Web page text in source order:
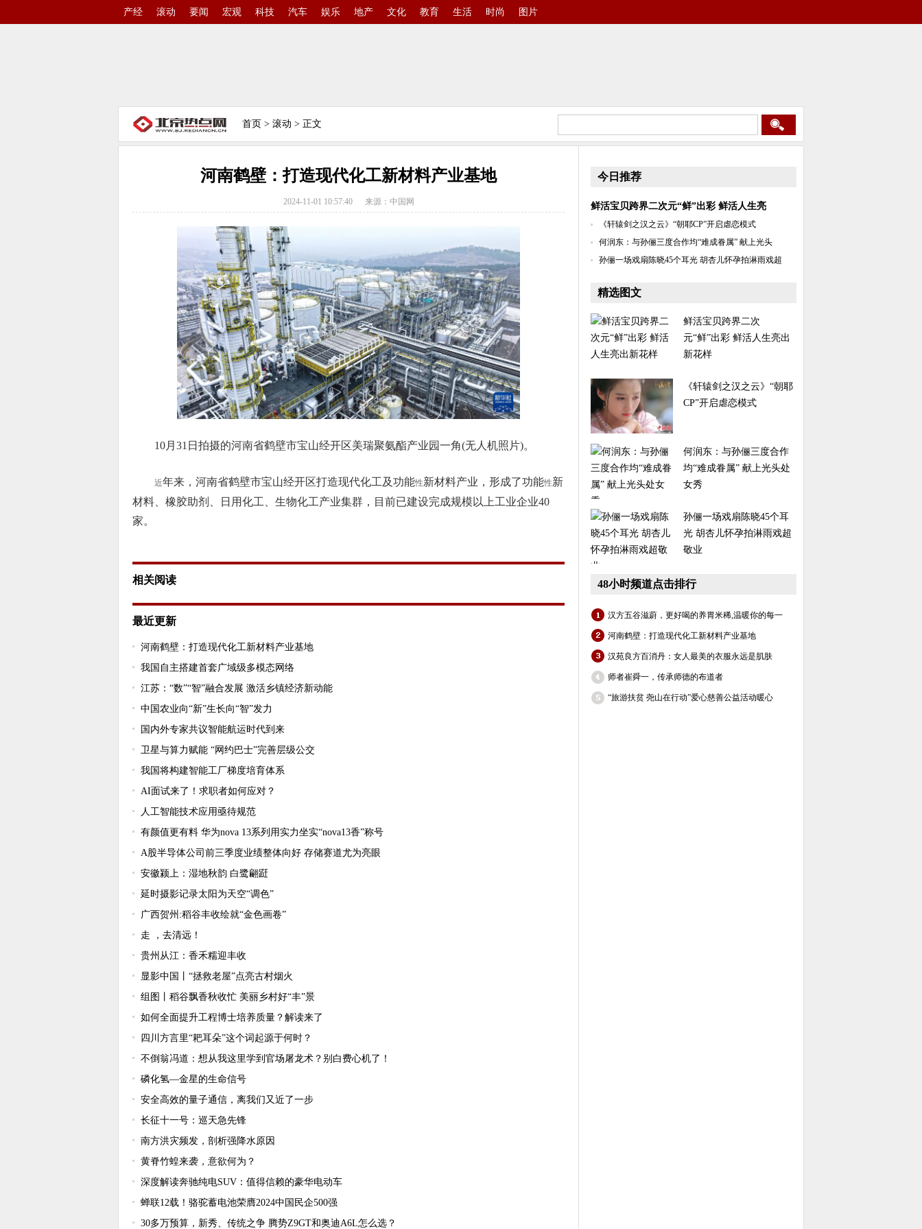
产经 滚动 要闻 宏观 科技 汽车 娱乐 地产 文化 教育 生活 时尚 图片
首页 > 滚动 > 正文
河南鹤壁：打造现代化工新材料产业基地
2024-11-01 10:57:40 来源：中国网
10月31日拍摄的河南省鹤壁市宝山经开区美瑞聚氨酯产业园一角(无人机照片)。
近年来，河南省鹤壁市宝山经开区打造现代化工及功能性新材料产业，形成了功能性新
材料、橡胶助剂、日用化工、生物化工产业集群，目前已建设完成规模以上工业企业40
家。
相关阅读
最近更新
河南鹤壁：打造现代化工新材料产业基地
我国自主搭建首套广域级多模态网络
江苏：“数”“智”融合发展 激活乡镇经济新动能
中国农业向“新”生长向“智”发力
国内外专家共议智能航运时代到来
卫星与算力赋能 “网约巴士”完善层级公交
我国将构建智能工厂梯度培育体系
AI面试来了！求职者如何应对？
人工智能技术应用亟待规范
有颜值更有料 华为nova 13系列用实力坐实“nova13香”称号
A股半导体公司前三季度业绩整体向好 存储赛道尤为亮眼
安徽颍上：湿地秋韵 白鹭翩跹
延时摄影记录太阳为天空“调色”
广西贺州:稻谷丰收绘就“金色画卷”
走 ，去清远！
贵州从江：香禾糯迎丰收
显影中国丨“拯救老屋”点亮古村烟火
组图丨稻谷飘香秋收忙 美丽乡村好“丰”景
如何全面提升工程博士培养质量？解读来了
四川方言里“耙耳朵”这个词起源于何时？
不倒翁冯道：想从我这里学到官场屠龙术？别白费心机了！
磷化氢—金星的生命信号
安全高效的量子通信，离我们又近了一步
长征十一号：巡天急先锋
南方洪灾频发，剖析强降水原因
黄脊竹蝗来袭，意欲何为？
深度解读奔驰纯电SUV：值得信赖的豪华电动车
蝉联12载！骆驼蓄电池荣膺2024中国民企500强
30多万预算，新秀、传统之争 腾势Z9GT和奥迪A6L怎么选？
今日推荐
鲜活宝贝跨界二次元“鲜”出彩 鲜活人生亮
《轩辕剑之汉之云》“朝耶CP”开启虐恋模式
何润东：与孙俪三度合作均“难成眷属” 献上光头
孙俪一场戏扇陈晓45个耳光 胡杏儿怀孕拍淋雨戏超
精选图文
鲜活宝贝跨界二次
元“鲜”出彩 鲜活人生亮出
新花样
《轩辕剑之汉之云》“朝耶
CP”开启虐恋模式
何润东：与孙俪三度合作
均“难成眷属” 献上光头处
女秀
孙俪一场戏扇陈晓45个耳
光 胡杏儿怀孕拍淋雨戏超
敬业
48小时频道点击排行
汉方五谷滋蔚，更好喝的养胃米稀,温暖你的每一
河南鹤壁：打造现代化工新材料产业基地
汉苑良方百消丹：女人最美的衣服永远是肌肤
师者崔舜一，传承师德的布道者
“旅游扶贫 尧山在行动”爱心慈善公益活动暖心